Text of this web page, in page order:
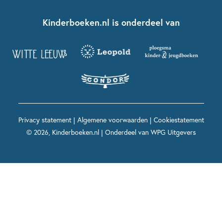
Kinderboeken diversiteit
Grappige kinderboeken
Spannende kinderboeken
Boekentips 12+ jaar
Voor volwassenen
Spekkie en Sproet
Maxi & Helium
Voor het onderwijs
Kinderboeken.nl is onderdeel van
Privacy statement| Algemene voorwaarden| Cookiestatement
© 2026, Kinderboeken.nl | Onderdeel van WPG Uitgevers